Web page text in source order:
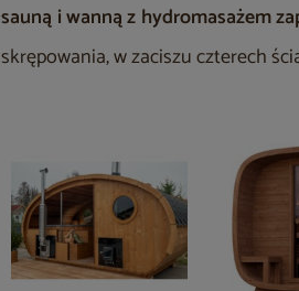
sauną i wanną z hydromasażem
skrępowania, w zaciszu czterech